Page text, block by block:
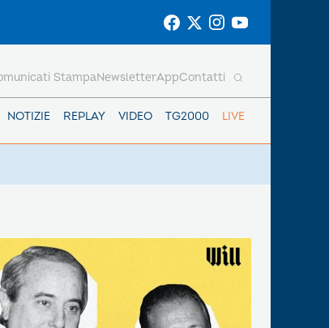
NOTIZIE REPLAY VIDEO TG2000 LIVE
StampaNewsletterAppContatti